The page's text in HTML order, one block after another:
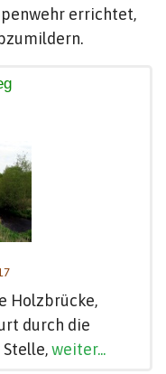
errichtet,
Holzbrücke,
durch die
weiter...